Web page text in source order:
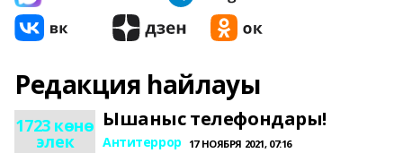
Редакция һайлауы
1723 көнө
элек
Ышаныс телефондары!
Антитеррор 17 НОЯБРЯ 2021, 07:16